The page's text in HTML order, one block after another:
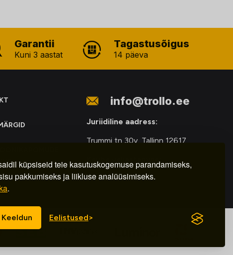
küpsiseid teie kasutuskogemuse parandamiseks,
pakkumiseks ja liikluse analüüsimiseks.
.
Keeldun Eelistused
Garantii
Kuni 3 aastat
Tagastusõigus
14 päeva
info@trollo.ee
Juriidiline aadress:
Trummi tn 30y, Tallinn 12617
Kauba väljastamine:
E-R – 9.00 – 18.00